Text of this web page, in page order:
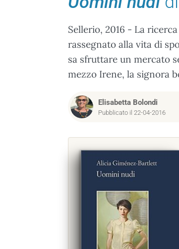
Sellerio, 2016 - La
rassegnato alla vita di
sa sfruttare un mercato
mezzo Irene, la signora
Elisabetta Bolondi
Pubblicato il 22-04-2016